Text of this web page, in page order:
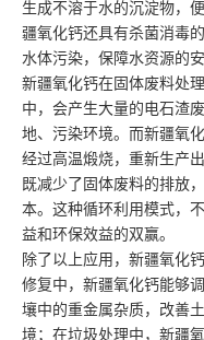
生成不溶于水的沉淀物，
疆氧化钙还具有杀菌消毒
水体污染，保障水资源的安
新疆氧化钙在固体废料处
中，会产生大量的电石渣
地、污染环境。而新疆氧
经过高温煅烧，重新生产
既减少了固体废料的排放
本。这种循环利用模式，
益和环保效益的双赢。
除了以上应用，新疆氧化
修复中，新疆氧化钙能够
壤中的重金属杂质，改善
境；在垃圾处理中，新疆